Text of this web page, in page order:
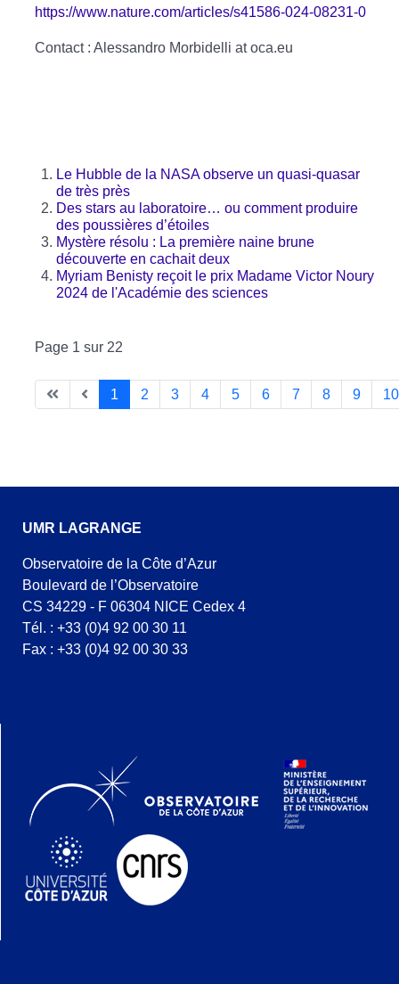
https://www.nature.com/articles/s41586-024-08231-0
Contact : Alessandro Morbidelli at oca.eu
Le Hubble de la NASA observe un quasi-quasar
de très près
Des stars au laboratoire… ou comment produire
des poussières d’étoiles
Mystère résolu : La première naine brune
découverte en cachait deux
Myriam Benisty reçoit le prix Madame Victor Noury
2024 de l'Académie des sciences
Page 1 sur 22
1 2 3 4 5 6 7 8 9 10
UMR LAGRANGE
Observatoire de la Côte d’Azur
Boulevard de l’Observatoire
CS 34229 - F 06304 NICE Cedex 4
Tél. : +33 (0)4 92 00 30 11
Fax : +33 (0)4 92 00 30 33